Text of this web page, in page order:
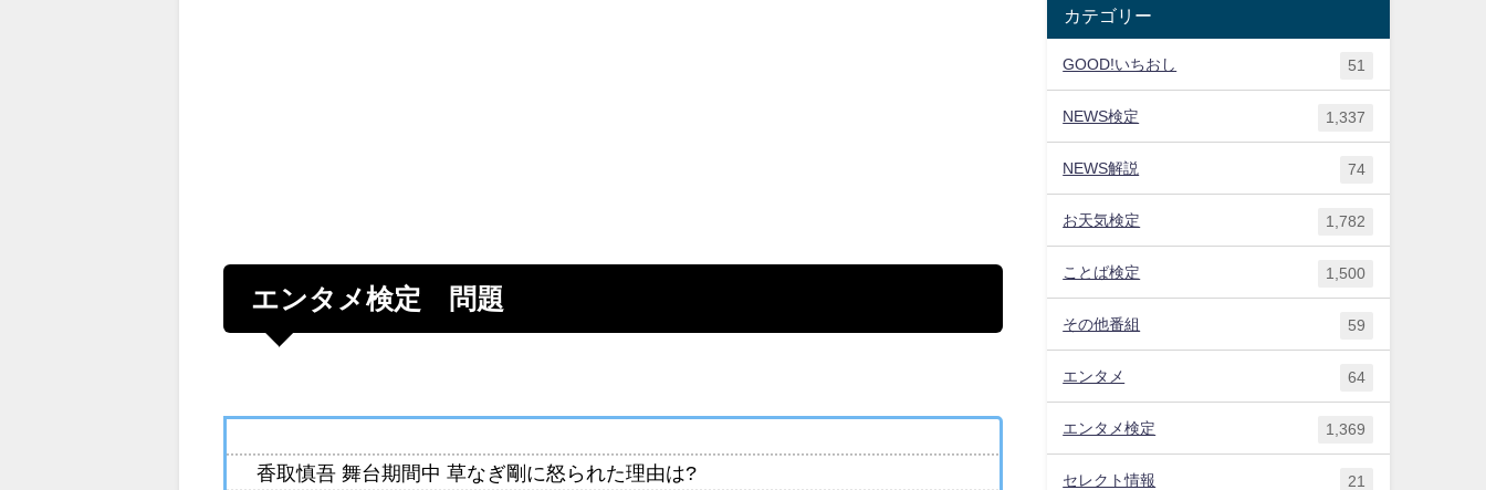
エンタメ検定 問題
香取慎吾 舞台期間中 草なぎ剛に怒られた理由は?
カテゴリー
GOOD!いちおし 51
NEWS検定 1,337
NEWS解説 74
お天気検定 1,782
ことば検定 1,500
その他番組 59
エンタメ 64
エンタメ検定 1,369
セレクト情報 21